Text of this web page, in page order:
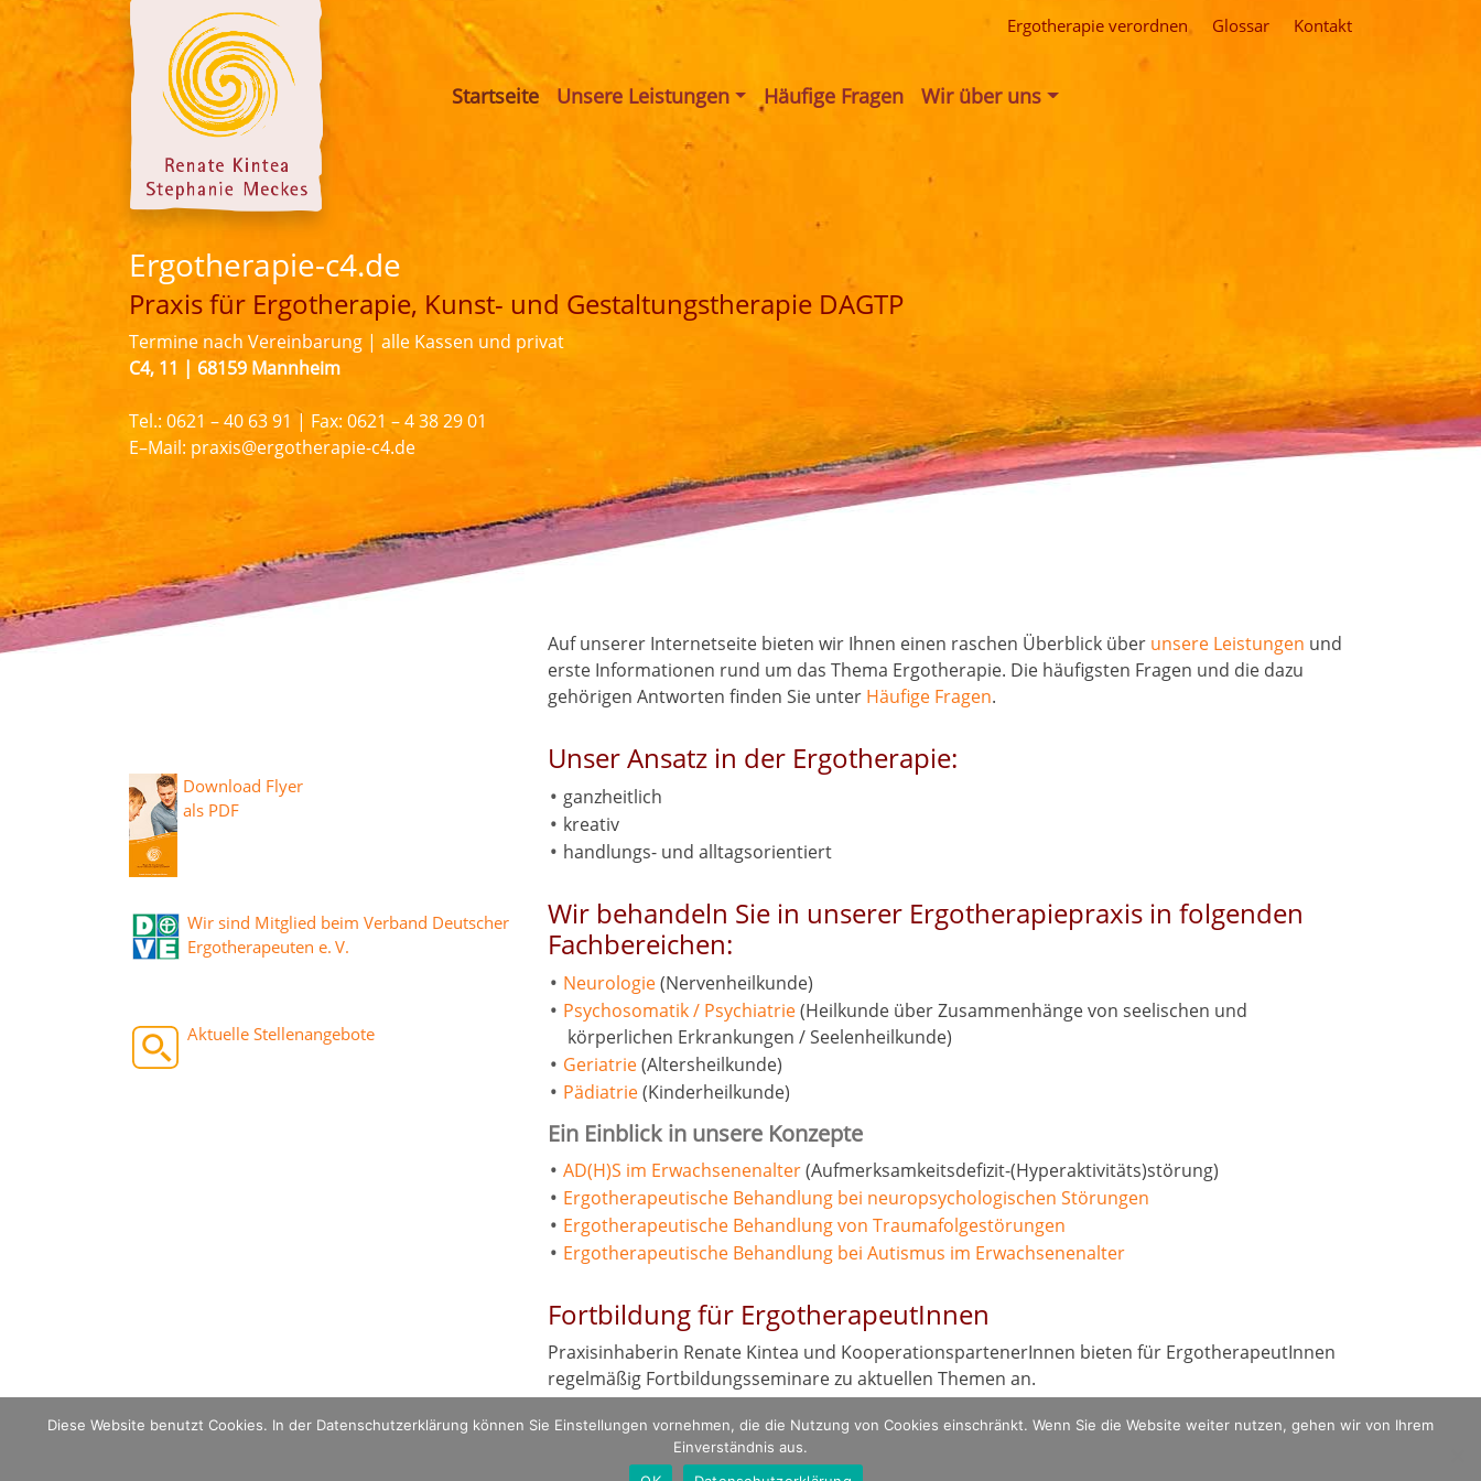
Skip
Ergotherapie verordnen Glossar Kontakt
Startseite Unsere Leistungen Häufige Fragen Wir über uns
Ergotherapie-c4.de
Praxis für Ergotherapie, Kunst- und Gestaltungs­therapie DAGTP
Termine nach Vereinbarung | alle Kassen und privat
C4, 11 | 68159 Mannheim
Tel.: 0621 – 40 63 91 | Fax: 0621 – 4 38 29 01
E–Mail: praxis@ergotherapie-c4.de
Download Flyer
als PDF
Wir sind Mitglied beim Verband Deutscher
Ergotherapeuten e. V.
Aktuelle Stellenangebote
Auf unserer Internetseite bieten wir Ihnen einen raschen Überblick über unsere Leistungen und
erste Informationen rund um das Thema Ergotherapie. Die häufigsten Fragen und die dazu
gehörigen Antworten finden Sie unter Häufige Fragen.
Unser Ansatz in der Ergotherapie:
ganzheitlich
kreativ
handlungs- und alltagsorientiert
Wir behandeln Sie in unserer Ergotherapiepraxis in folgenden
Fachbereichen:
Neurologie(Nervenheilkunde)
Psychosomatik / Psychiatrie(Heilkunde über Zusammenhänge von seelischen und
körperlichen Erkrankungen / Seelenheilkunde)
Geriatrie(Altersheilkunde)
Pädiatrie(Kinderheilkunde)
Ein Einblick in unsere Konzepte
AD(H)S im Erwachsenenalter(Aufmerksamkeitsdefizit-(Hyperaktivitäts)störung)
Ergotherapeutische Behandlung bei neuropsychologischen Störungen
Ergotherapeutische Behandlung von Traumafolgestörungen
Ergotherapeutische Behandlung bei Autismus im Erwachsenenalter
Fortbildung für ErgotherapeutInnen
Praxisinhaberin Renate Kintea und KooperationspartenerInnen bieten für ErgotherapeutInnen
regelmäßig Fortbildungsseminare zu aktuellen Themen an.
Diese Website benutzt Cookies. In der Datenschutzerklärung können Sie Einstellungen vornehmen, die die Nutzung von Cookies einschränkt. Wenn Sie die Website weiter nutzen, gehen wir von Ihrem
Einverständnis aus.